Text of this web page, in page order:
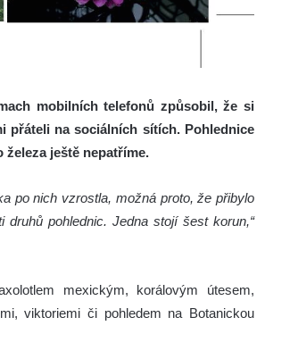
mobilních telefonů způsobil, že si
přáteli na sociálních sítích. Pohlednice
ještě nepatříme.
po nich vzrostla, možná proto, že přibylo
pohlednic. Jedna stojí šest korun,“
mexickým, korálovým útesem,
viktoriemi či pohledem na Botanickou